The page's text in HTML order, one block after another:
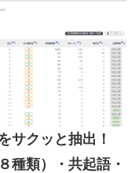
サクッと抽出！
種類）・共起語・